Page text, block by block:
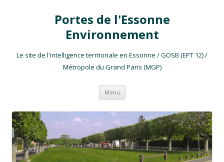
Portes de l'Essonne
Environnement
Le site de l'intelligence territoriale en Essonne / GOSB (EPT 12) /
Métropole du Grand Paris (MGP)
Menu Aller au contenu